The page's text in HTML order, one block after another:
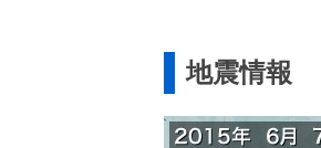
地震情報